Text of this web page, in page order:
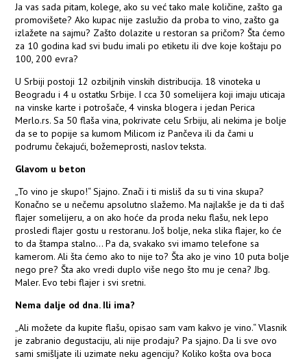
Ja vas sada pitam, kolege, ako su već tako male količine, zašto ga
promovišete? Ako kupac nije zaslužio da proba to vino, zašto ga
izlažete na sajmu? Zašto dolazite u restoran sa pričom? Šta ćemo
za 10 godina kad svi budu imali po etiketu ili dve koje koštaju po
100, 200 evra?
U Srbiji postoji 12 ozbiljnih vinskih distribucija. 18 vinoteka u
Beogradu i 4 u ostatku Srbije. I cca 30 somelijera koji imaju uticaja
na vinske karte i potrošače, 4 vinska blogera i jedan Perica
Merlo.rs. Sa 50 flaša vina, pokrivate celu Srbiju, ali nekima je bolje
da se to popije sa kumom Milicom iz Pančeva ili da čami u
podrumu čekajući, božemeprosti, naslov teksta.
Glavom u beton
„To vino je skupo!“ Sjajno. Znači i ti misliš da su ti vina skupa?
Konačno se u nečemu apsolutno slažemo. Ma najlakše je da ti daš
flajer somelijeru, a on ako hoće da proda neku flašu, nek lepo
prosledi flajer gostu u restoranu. Još bolje, neka slika flajer, ko će
to da štampa stalno... Pa da, svakako svi imamo telefone sa
kamerom. Ali šta ćemo ako to nije to? Šta ako je vino 10 puta bolje
nego pre? Šta ako vredi duplo više nego što mu je cena? Jbg.
Maler. Evo tebi flajer i svi sretni.
Nema dalje od dna. Ili ima?
„Ali možete da kupite flašu, opisao sam vam kakvo je vino.“ Vlasnik
je zabranio degustaciju, ali nije prodaju? Pa sjajno. Da li sve ovo
sami smišljate ili uzimate neku agenciju? Koliko košta ova boca